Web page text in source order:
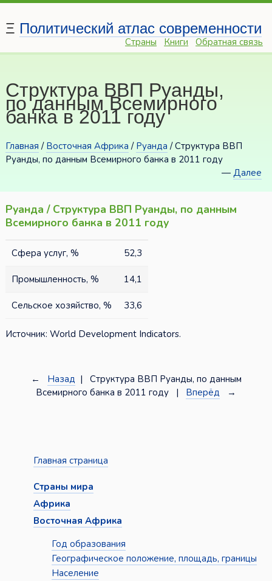
Ξ Политический атлас современности
Страны Книги Обратная связь
Структура ВВП Руанды,
по данным Всемирного
банка в 2011 году
Главная / Восточная Африка / Руанда / Структура ВВП
Руанды, по данным Всемирного банка в 2011 году
—Далее
Руанда / Структура ВВП Руанды, по данным
Всемирного банка в 2011 году
Сфера услуг, % 52,3
Промышленность, % 14,1
Сельское хозяйство, % 33,6
Источник: World Development Indicators.
← Назад | Структура ВВП Руанды, по данным
Всемирного банка в 2011 году | Вперёд →
Главная страница
Страны мира
Африка
Восточная Африка
Год образования
Географическое положение, площадь, границы
Население